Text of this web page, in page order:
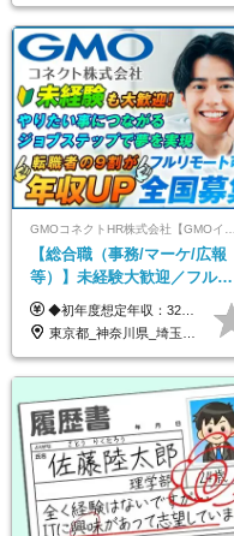
【総合職（事務/マーケ/広報
等）】未経験大歓迎／フルリ
モ可で全国募集！年収アップ
多数★年休最大130日★
◆初年度想定年収：320万円〜840万円 【関東／一都三県】月給24万円〜70万円 【関西・東海地方】月給23万円〜65万円 【その他の地方等】月給22万円〜60万円 ※ご経験・スキル・前職給与などを考慮の上決定いたします。 ◉固定残業代制（固定残業代10,000円含） 固定残業代は7時間分・時間超過分は追加支給 ≪月給例≫ ・月給54万円（29歳／入社3年目） ・月給38万円（26歳／入社2年目） ・月給28万円（24歳／入社1年目） ※試用期間は6ヶ月で、その間の雇用形態は契約社員です。そのほかの条件に変更はありません。
東京都_神奈川県_埼玉県_千葉県_大阪府_愛知県_北海道_青森県_岩手県_宮城県_秋田県_山形県_福島県_茨城県_栃木県_群馬県_新潟県_山梨県_長野県_富山県_石川県_福井県_静岡県_岐阜県_三重県_兵庫県_京都府_滋賀県_奈良県_和歌山県_広島県_岡山県_鳥取県_島根県_山口県_徳島県_香川県_愛媛県_高知県_福岡県_熊本県_佐賀県_長崎県_大分県_宮崎県_鹿児島県_沖縄県